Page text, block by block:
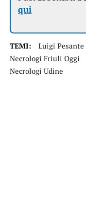
qui
TEMI: Luigi Pesante
Necrologi Friuli Oggi
Necrologi Udine